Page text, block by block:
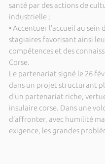
santé par des actions de
industrielle ;
• Accentuer l’accueil au sein
stagiaires favorisant ainsi
compétences et des
Corse.
Le partenariat signé le 26
dans un projet structurant
d’un partenariat riche,
insulaire corse. Dans une
d’affronter, avec humilité
exigence, les grandes